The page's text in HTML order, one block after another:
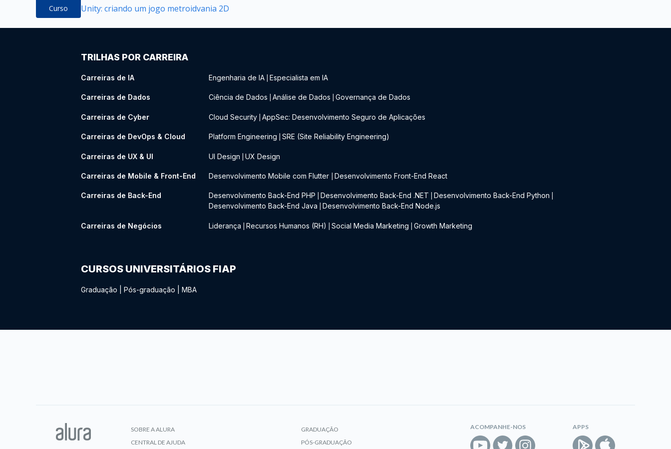
Curso Unity: criando um jogo metroidvania 2D
TRILHAS POR CARREIRA
Carreiras de IA Engenharia de IA Especialista em IA
Carreiras de Dados Ciência de Dados Análise de Dados Governança de Dados
Carreiras de Cyber Cloud Security AppSec: Desenvolvimento Seguro de Aplicações
Carreiras de DevOps & Cloud Platform Engineering SRE (Site Reliability Engineering)
Carreiras de UX & UI UI Design UX Design
Carreiras de Mobile & Front-End Desenvolvimento Mobile com Flutter Desenvolvimento Front-End React
Carreiras de Back-End Desenvolvimento Back-End PHP Desenvolvimento Back-End .NET Desenvolvimento Back-End Python
Desenvolvimento Back-End Java Desenvolvimento Back-End Node.js
Carreiras de Negócios Liderança Recursos Humanos (RH) Social Media Marketing Growth Marketing
CURSOS UNIVERSITÁRIOS FIAP
Graduação Pós-graduação MBA
SOBRE A ALURA
CENTRAL DE AJUDA
GRADUAÇÃO
PÓS-GRADUAÇÃO
ACOMPANHE-NOS APPS